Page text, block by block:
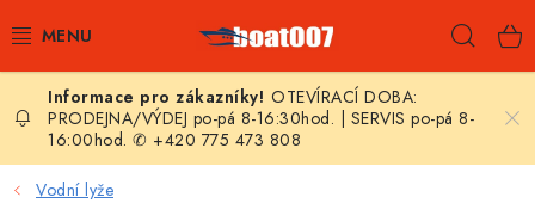
na
E-SHOP
AKČNÍ SLEVY
OTEVÍRACÍ DOBA:
PRODEJNA/VÝDEJ po-pá 8-16:30hod. | SERVIS po-pá 8-
16:00hod. ✆ +420 775 473 808
Vodní lyže